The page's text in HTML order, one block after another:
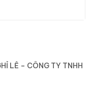
LỄ – CÔNG TY TNHH